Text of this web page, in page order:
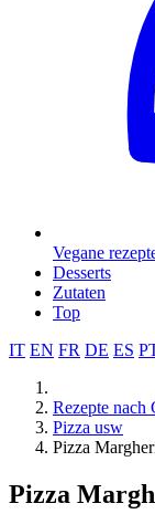
Vegane
Desserts
Zutaten
Top
IT EN FR DE ES
Rezepte nach
Pizza usw
Pizza
Pizza